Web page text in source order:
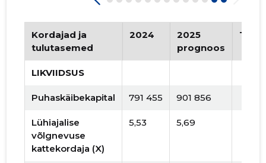
Kordajad ja
tulutasemed
2024
2025
prognoos
LIKVIIDSUS
Puhaskäibekapital 791 455 901 856
Lühiajalise
võlgnevuse
kattekordaja (X)
5,53 5,69